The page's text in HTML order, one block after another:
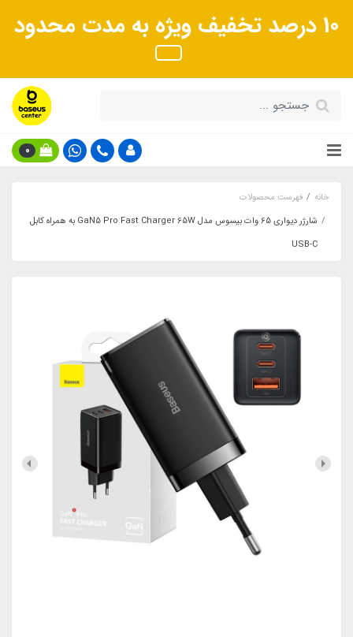
10 درصد تخفیف ویژه به مدت محدود
0
خانه
فهرست محصولات
شارژر دیواری 65 وات بیسوس مدل GaN5 Pro Fast Charger 65W به همراه کابل
USB-C